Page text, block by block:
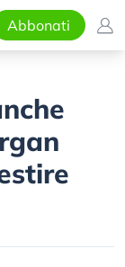
Abbonati